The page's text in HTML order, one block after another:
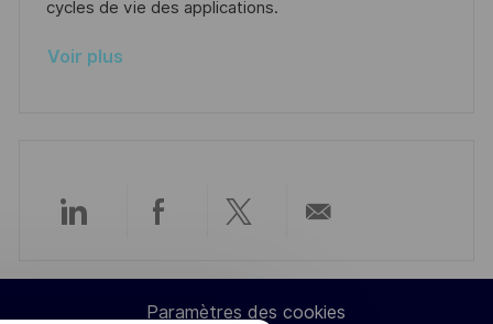
i
n
f
c
e
i
cycles de vie des applications.
Voir plus
Partager
via
Partager
via
Partager
via
par
Paramètres des cookies